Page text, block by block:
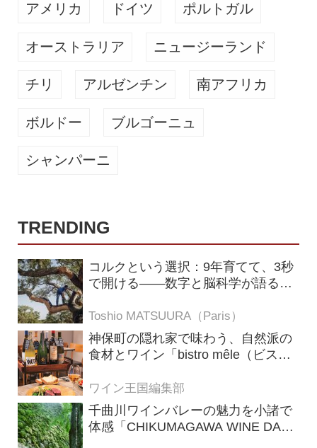
アメリカ ドイツ ポルトガル
オーストラリア ニュージーランド
チリ アルゼンチン 南アフリカ
ボルドー ブルゴーニュ
シャンパーニ
TRENDING
コルクという選択：9年育てて、3秒
で開ける——数字と脳科学が語る栓
Toshio MATSUURA（Paris）
神保町の隠れ家で味わう、自然派の
食材とワイン「bistro mêle（ビスト
ワイン王国編集部
千曲川ワインバレーの魅力を小諸で
体感「CHIKUMAGAWA WINE DAYS